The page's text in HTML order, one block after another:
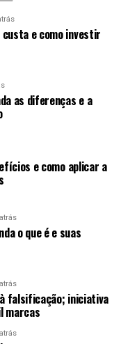
e como investir
as diferenças e a
e como aplicar a
o que é e suas
falsificação; iniciativa
marcas